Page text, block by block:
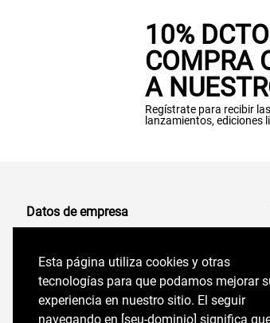
Esta página utiliza cookies y otras
tecnologías para que podamos mejorar
experiencia en nuestro sitio. El seguir
navegando en perryellis.cl significa que
Esta página utiliza cookies y otras
tecnologías para que podamos mejorar
experiencia en nuestro sitio. El seguir
navegando en [seu-dominio] significa
10%
COMPRA
A
Regístrate para recibir
lanzamientos, ediciones
Datos de empresa
Comercializadora de Vestuario S.A
96.554.710-K
Felix de Amesti 218,
Las Condes, Santiago,